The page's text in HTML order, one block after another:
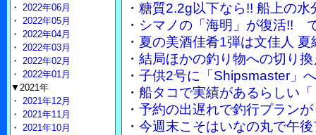
・ 糖質2.2g以下なら!! 船上の
・ シマノの「海明」が復活!!
・ 夏の美酒佳肴1弾は文佳人
・ 結局ほかの釣り物への切り
・ 子供2号に「Shipsmaster」
・ 船タコで実績があるらしい
・ 予約の出遅れで釣行プラン
・ 今週末こそはいなの丸で午
・ 2022年06月
・ 2022年05月
・ 2022年04月
・ 2022年03月
・ 2022年02月
・ 2022年01月
▼2021年
・ 2021年12月
・ 2021年11月
・ 2021年10月